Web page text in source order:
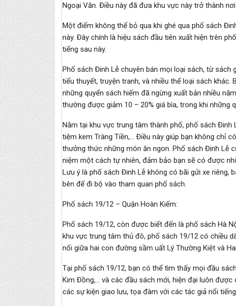
Ngoại Văn. Điều này đã đưa khu vực này trở thành
Một điểm không thể bỏ qua khi ghé qua phố sách
này. Đây chính là hiệu sách đầu tiên xuất hiện trên
tiếng sau này.
Phố sách Đinh Lễ chuyên bán mọi loại sách, từ sách
tiểu thuyết, truyện tranh, và nhiều thể loại sách
những quyển sách hiếm đã ngừng xuất bản nhiều
thường được giảm 10 – 20% giá bìa, trong khi những
Nằm tại khu vực trung tâm thành phố, phố sách
tiệm kem Tràng Tiền,… Điều này giúp bạn không chỉ
thưởng thức những món ăn ngon. Phố sách Đinh Lễ
niệm một cách tự nhiên, đảm bảo bạn sẽ có được
Lưu ý là phố sách Đinh Lễ không có bãi gửi xe riêng,
bên để đi bộ vào tham quan phố sách.
Phố sách 19/12 – Quận Hoàn Kiếm:
Phố sách 19/12, còn được biết đến là phố sách Hà
khu vực trung tâm thủ đô, phố sách 19/12 có chiều
nối giữa hai con đường sầm uất Lý Thường Kiệt và
Tại phố sách 19/12, bạn có thể tìm thấy mọi đầu
Kim Đồng,… và các đầu sách mới, hiện đại luôn
các sự kiện giao lưu, tọa đàm với các tác giả nổi